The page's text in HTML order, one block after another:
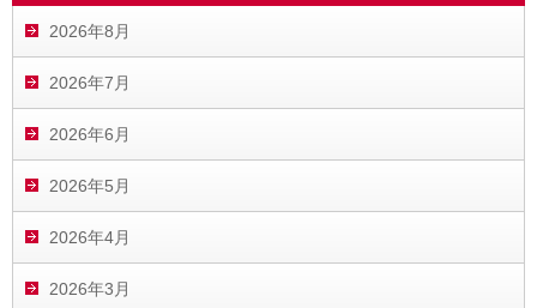
2026年8月
2026年7月
2026年6月
2026年5月
2026年4月
2026年3月